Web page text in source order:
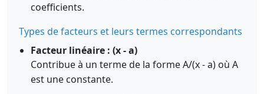
coefficients.
Types de facteurs et leurs termes correspondants
Facteur linéaire : (x - a)
Contribue à un terme de la forme A/(x - a) où A
est une constante.